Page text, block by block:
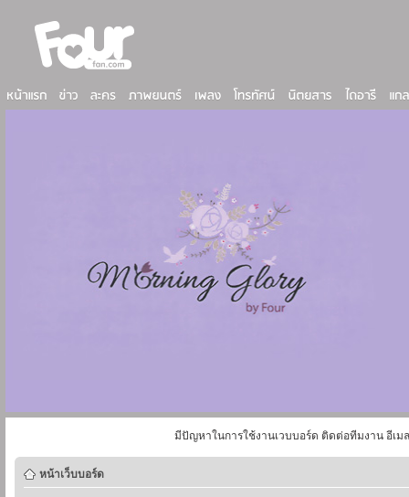
มีปัญหาในการใช้งานเวบบอร์ด ติดต่อทีมงาน อีเม
หน้าเว็บบอร์ด